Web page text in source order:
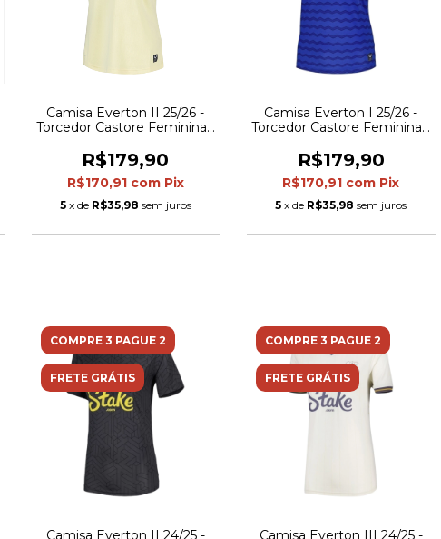
Camisa Everton II 25/26 -
Torcedor Castore Feminina -
R$179,90
R$170,91 com Pix
5 x de R$35,98 sem juros
Camisa Everton I 25/26 -
Torcedor Castore Feminina -
R$179,90
R$170,91 com Pix
5 x de R$35,98 sem juros
COMPRE 3 PAGUE 2
FRETE GRÁTIS
Camisa Everton II 24/25 -
COMPRE 3 PAGUE 2
FRETE GRÁTIS
Camisa Everton III 24/25 -